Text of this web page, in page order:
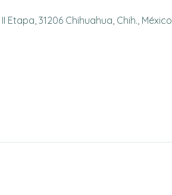
Etapa, 31206 Chihuahua, Chih., México